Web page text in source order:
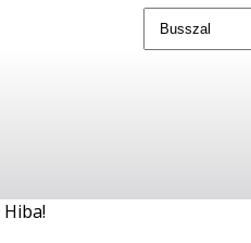
Hiba!